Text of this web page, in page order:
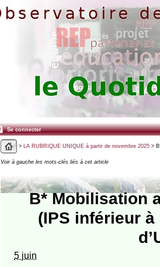
Se connecter
> LA RUBRIQUE UNIQUE à partir de novembre 2025>
Voir à gauche les mots-clés liés à cet article
B* Mobilisation
(IPS inférieur
5 juin